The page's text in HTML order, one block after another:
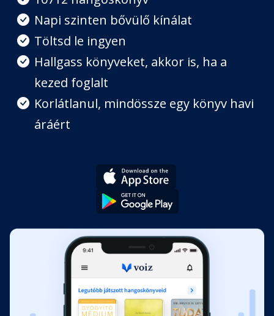
A jövőkép ereje
Fejezet hossza: 00:02:55
Tizenöt kulcskérdés, amelyek
segítenek a tisztánlátásban
Fejezet hossza: 00:05:40
Egy meggyőző jövőkép kialakítása
Fejezet hossza: 00:02:59
A "miért" megerősítése
Fejezet hossza: 00:05:38
Napi szinten bővülő kínálat
Töltsd le ingyen
Hallgass könyveket, akkor is, ha a
kezed foglalt
Korlátlanul, mindössze egy könyv havi
áráért